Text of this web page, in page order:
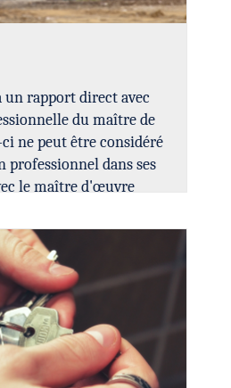
un rapport direct avec
du maître de
ne peut être considéré
professionnel dans ses
le maître d'œuvre